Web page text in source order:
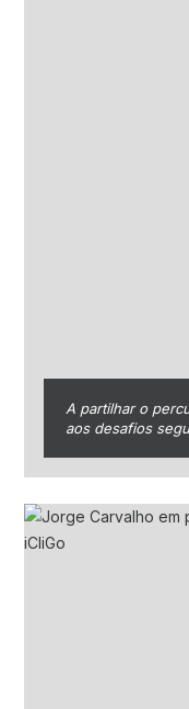
A partilhar o
aos desafios